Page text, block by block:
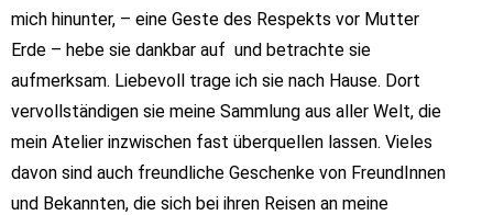
mich hinunter, – eine Geste des Respekts vor Mutter
Erde – hebe sie dankbar auf und betrachte sie
aufmerksam. Liebevoll trage ich sie nach Hause. Dort
vervollständigen sie meine Sammlung aus aller Welt, die
mein Atelier inzwischen fast überquellen lassen. Vieles
davon sind auch freundliche Geschenke von FreundInnen
und Bekannten, die sich bei ihren Reisen an meine